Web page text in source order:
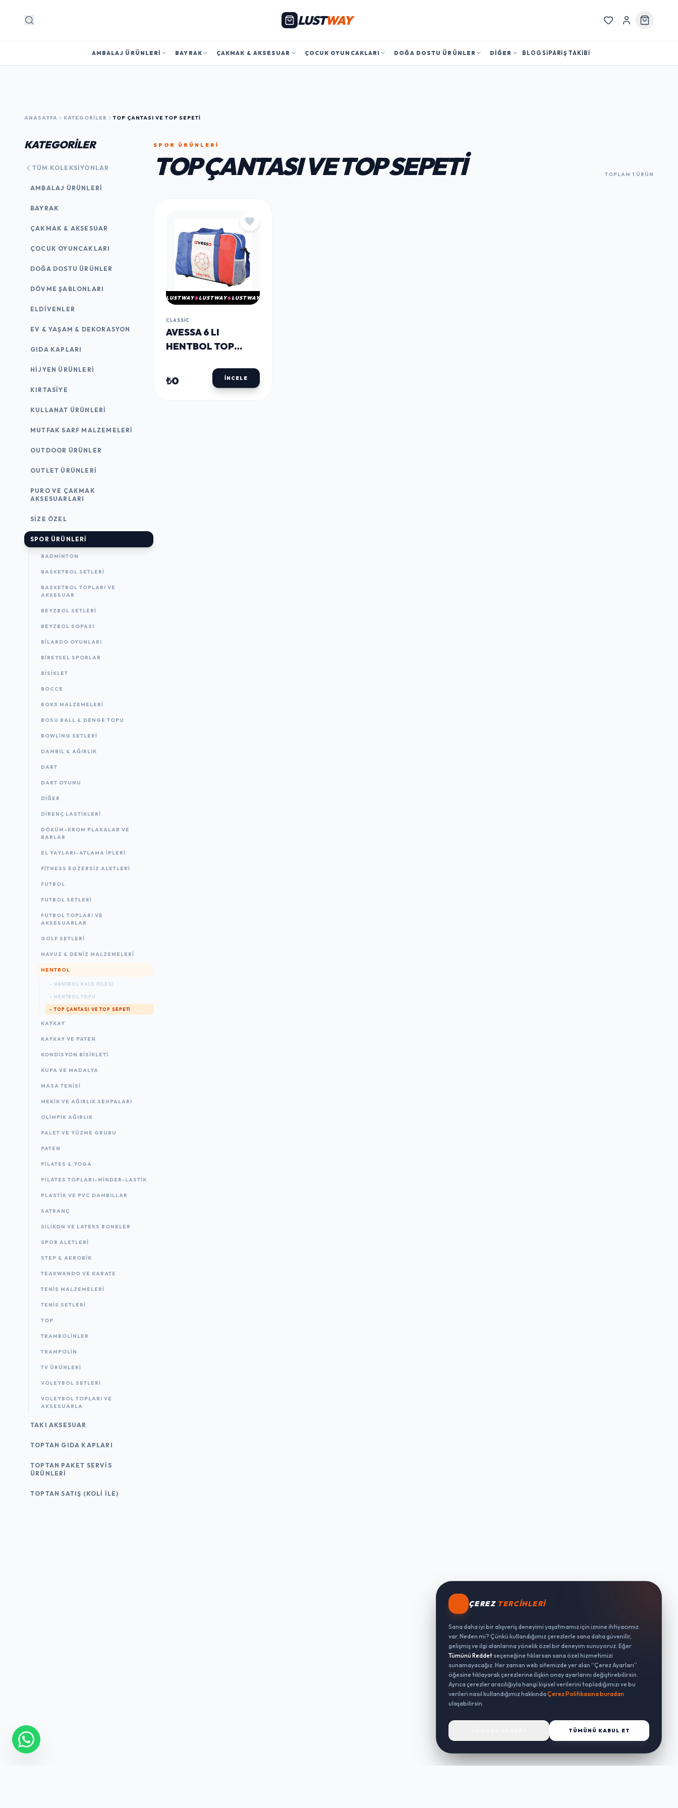
Arama LUSTWAY
AMBALAJ ÜRÜNLERI BAYRAK ÇAKMAK & AKSESUAR ÇOCUK OYUNCAKLARI DOĞA DOSTU ÜRÜNLER DİĞER BLOG SİPARİŞ TAKİBİ
ANASAYFA KATEGORILER TOP ÇANTASI VE TOP SEPETI
KATEGORİLER
TÜM KOLEKSIYONLAR
AMBALAJ ÜRÜNLERI
BAYRAK
ÇAKMAK & AKSESUAR
ÇOCUK OYUNCAKLARI
DOĞA DOSTU ÜRÜNLER
DÖVME ŞABLONLARI
ELDIVENLER
EV & YAŞAM & DEKORASYON
GIDA KAPLARI
HIJYEN ÜRÜNLERI
KIRTASİYE
KULLANAT ÜRÜNLERI
MUTFAK SARF MALZEMELERI
OUTDOOR ÜRÜNLER
OUTLET ÜRÜNLERI
PURO VE ÇAKMAK
AKSESUARLARI
SIZE ÖZEL
SPOR ÜRÜNLERI
BADMINTON
BASKETBOL SETLERI
BASKETBOL TOPLARI VE
AKSESUAR
BEYZBOL SETLERI
BEYZBOL SOPASI
BILARDO OYUNLARI
BIREYSEL SPORLAR
BISIKLET
BOCCE
BOKS MALZEMELERI
BOSU BALL & DENGE TOPU
BOWLING SETLERI
DAMBIL & AĞIRLIK
DART
DART OYUNU
DIĞER
DIRENÇ LASTIKLERI
DÖKÜM-KROM PLAKALAR VE
BARLAR
EL YAYLARI-ATLAMA IPLERI
FITNESS EGZERSIZ ALETLERI
FUTBOL
FUTBOL SETLERI
FUTBOL TOPLARI VE
AKSESUARLAR
GOLF SETLERI
HAVUZ & DENIZ MALZEMELERI
HENTBOL
- HENTBOL KALE FILESI
- HENTBOL TOPU
- TOP ÇANTASI VE TOP SEPETI
KAYKAY
KAYKAY VE PATEN
KONDISYON BISIKLETI
KUPA VE MADALYA
MASA TENISI
MEKIK VE AĞIRLIK SEHPALARI
OLIMPIK AĞIRLIK
PALET VE YÜZME GRUBU
PATEN
PILATES & YOGA
PILATES TOPLARI-MINDER-LASTIK
PLASTIK VE PVC DAMBILLAR
SATRANÇ
SILIKON VE LATEKS BONELER
SPOR ALETLERI
STEP & AEROBIK
TEAKWANDO VE KARATE
TENIS MALZEMELERI
TENIS SETLERI
TOP
TRAMBOLINLER
TRAMPOLIN
TV ÜRÜNLERI
VOLEYBOL SETLERI
VOLEYBOL TOPLARI VE
AKSESUARLA
TAKI AKSESUAR
TOPTAN GIDA KAPLARI
TOPTAN PAKET SERVIS
ÜRÜNLERI
TOPTAN SATIŞ (KOLI İLE)
SPOR ÜRÜNLERI
TOP ÇANTASI VE TOP SEPETI TOPLAM 1 ÜRÜN
LUSTWAY LUSTWAY LUSTWAY
CLASSIC
AVESSA 6 LI
HENTBOL TOP
₺0 İNCELE
ÇEREZ TERCIHLERI
Sana daha iyi bir alışveriş deneyimi yaşatmamız için iznine ihtiyacımız
var. Neden mi? Çünkü kullandığımız çerezlerle sana daha güvenilir,
gelişmiş ve ilgi alanlarına yönelik özel bir deneyim sunuyoruz. Eğer
Tümünü Reddet seçeneğine tıklarsan sana özel hizmetimizi
sunamayacağız. Her zaman web sitemizde yer alan “Çerez Ayarları”
öğesine tıklayarak çerezlerine ilişkin onay ayarlarını değiştirebilirsin.
Ayrıca çerezler aracılığıyla hangi kişisel verilerini topladığımızı ve bu
verileri nasıl kullandığımız hakkında Çerez Politikasına buradan
ulaşabilirsin.
TÜMÜNÜ KABUL ET